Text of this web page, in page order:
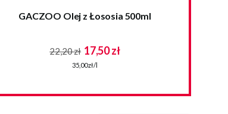
GACZOO Olej z Łososia 500ml
22,20 zł 17,50 zł
35,00 zł/l